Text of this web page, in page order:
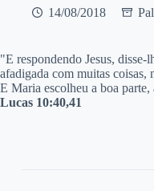
14/08/2018
"E respondendo Jesus, disse-
afadigada com muitas coisas,
E Maria escolheu a boa
Lucas 10:40,41​